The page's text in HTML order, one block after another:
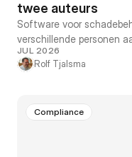
twee auteurs
Software voor
verschillende personen
indienen: de patiënt, en
JUL 2026
Rolf Tjalsma
Compliance